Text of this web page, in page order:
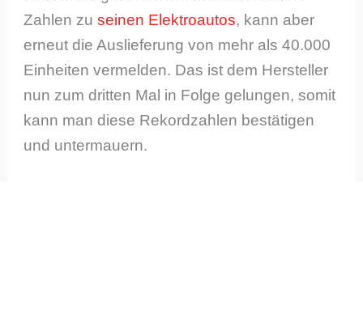
Zahlen zuseinen Elektroautos, kann aber
erneut die Auslieferung von mehr als 40.000
Einheiten vermelden. Das ist dem Hersteller
nun zum dritten Mal in Folge gelungen, somit
kann man diese Rekordzahlen bestätigen
und untermauern.